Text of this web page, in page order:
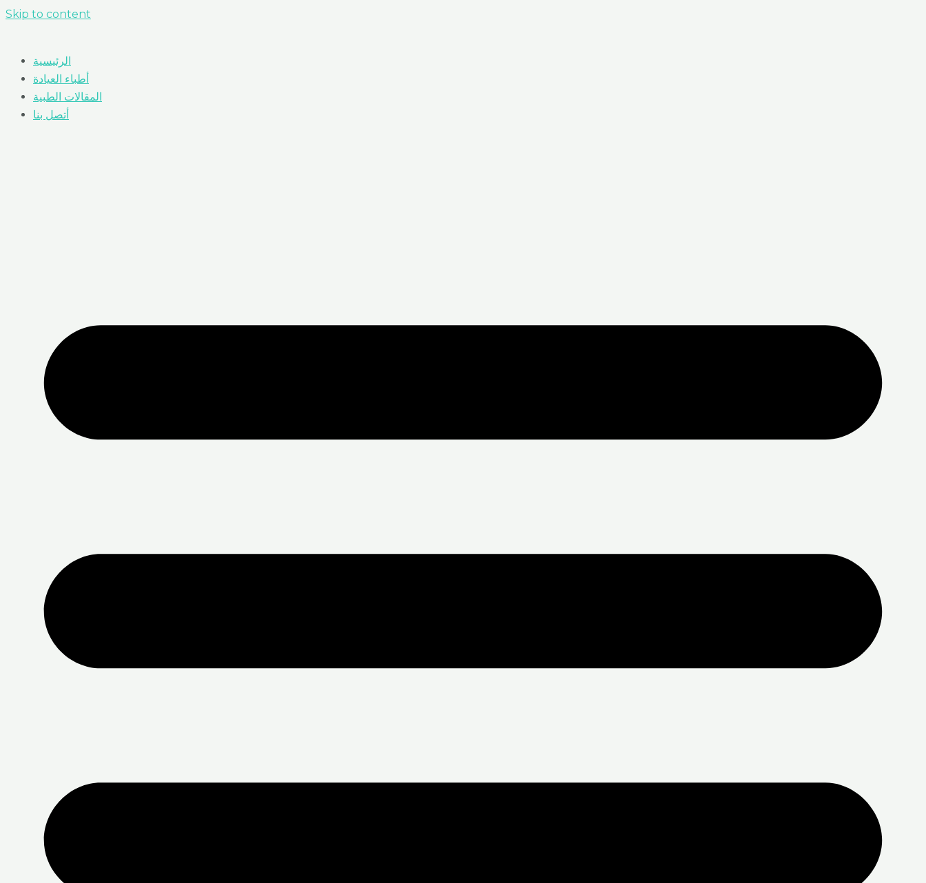
Skip to content
الرئيسية
أطباء العيادة
المقالات الطبية
أتصل بنا